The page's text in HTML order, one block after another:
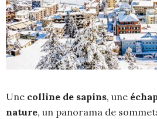
Une colline de sapins, une
nature, un panorama de